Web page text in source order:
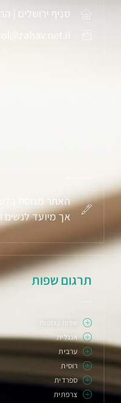
סניף ירושלים | הרב קוק 8, בניין
האתר מנוסח
אך מיועד לנשים
תרגום שפות
שפות נוספות
אנגלית
ערבית
רוסית
ספרדית
צרפתית